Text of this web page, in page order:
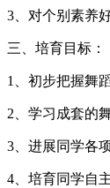
3、对个别素养
三、培育目标：
1、初步把握舞
2、学习成套的
3、进展同学各
4、培育同学自